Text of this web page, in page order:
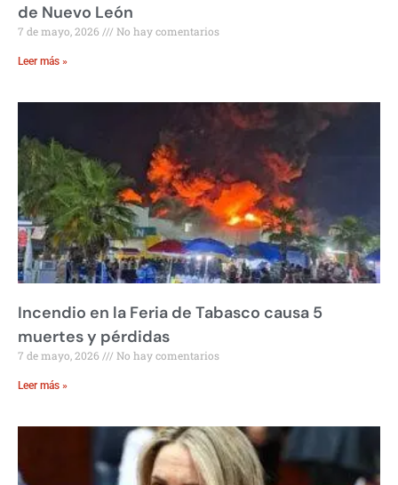
de Nuevo León
7 de mayo, 2026 No hay comentarios
Leer más »
Incendio en la Feria de Tabasco causa 5
muertes y pérdidas
7 de mayo, 2026 No hay comentarios
Leer más »